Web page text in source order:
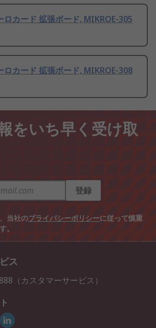
カード 拡張ボード, MIKROE-305
カード 拡張ボード, MIKROE-308
をいち早く受け取
登録
当社のプライバシーポリシーに従って慎重
。
ス
（カスタマーサービス）